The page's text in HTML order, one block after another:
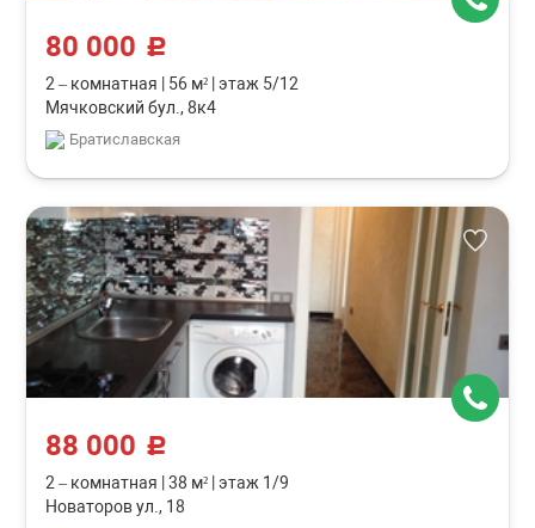
80 000 c
2 – комнатная 56 м² этаж 5/12
Мячковский бул., 8к4
Братиславская
88 000 c
2 – комнатная 38 м² этаж 1/9
Новаторов ул., 18